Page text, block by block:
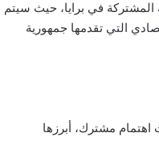
المشتركة في برايا، حيث سيتم
التي تقدمها جمهورية
اهتمام مشترك، أبرزها